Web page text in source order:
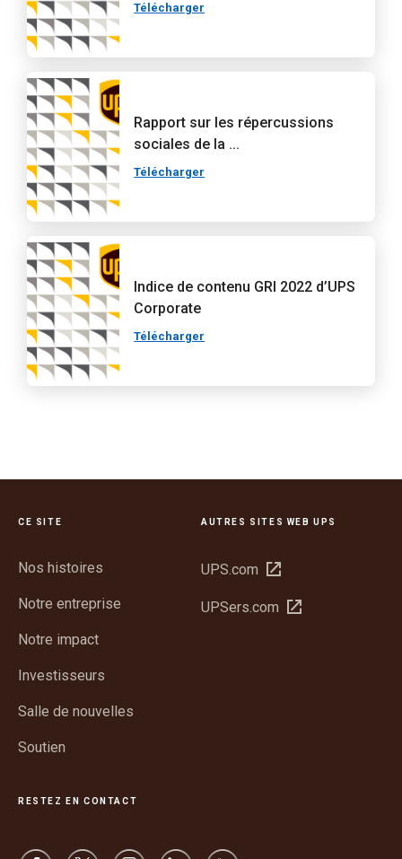
Télécharger
Rapport sur les répercussions
sociales de la ...
Télécharger
Indice de contenu GRI 2022 d’UPS
Corporate
Télécharger
CE SITE
Nos histoires
Notre entreprise
Notre impact
Investisseurs
Salle de nouvelles
Soutien
AUTRES SITES WEB UPS
UPS.com Ouvrir
une
UPSers.com Ouvrir
RESTEZ EN CONTACT